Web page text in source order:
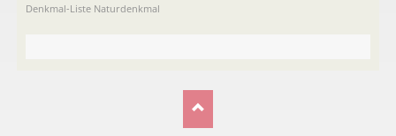
Denkmal-Liste Naturdenkmal